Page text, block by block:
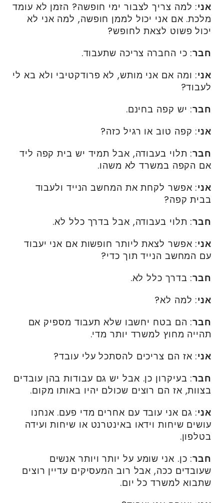
אני: למה צריך לצבור ימי חופשה? הזמן לא עומד
מלכת. אם אני יכול לממן חופשה, למה אני לא
יכול פשוט לצאת לחופש?
חבר: כי החברה צריכה שתעבוד.
אני: ומה אם אני מותש, לא פרודקטיבי ולא בא לי
לעבוד?
חבר: יש קפה בחינם.
אני: קפה טוב או רגיל כזה?
חבר: תלוי בעבודה, אבל תמיד יש בית קפה ליד
אם הקפה במשרד לא משהו.
אני: אפשר לקחת את המחשב הנייד ולעבוד
בבית קפה?
חבר: תלוי בעבודה, אבל בדרך כלל לא.
אני: אפשר לצאת ליותר חופשות אם אני יעבוד
עם המחשב הנייד תוך כדי?
חבר: בדרך כלל לא.
אני: למה לא?
חבר: הם בטח יחשבו שלא תעבוד מספיק אם
תהייה מחוץ למשרד יותר מדי.
אני: אז הם צריכים להסתכל עלי עובד?
חבר: בעיקרון כן. אבל יש גם עבודות בהן עובדים
בצוות, אז הם רוצים שכולם יהיו באותו מקום.
אני: גם אני עובד עם אחרים מדי פעם. אנחנו
עושים שיחות וידאו באינטרנט או שיחות ועידה
בטלפון.
חבר: כן. אני שומע על יותר ויותר אנשים
שעובדים ככה, אבל רוב המעסיקים עדיין רוצים
שתבוא למשרד כל יום.